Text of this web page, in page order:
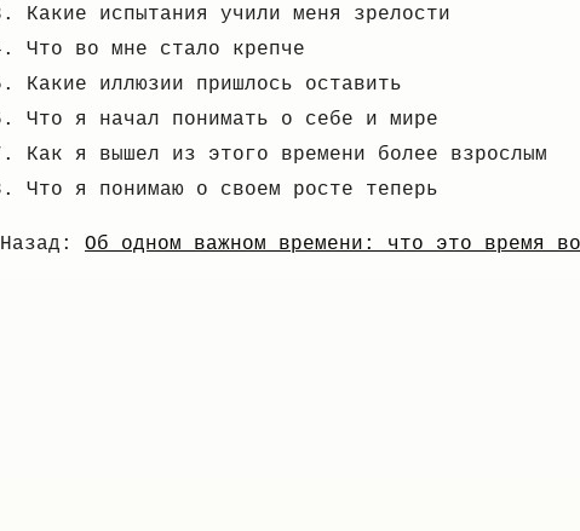
Какие испытания учили меня зрелости
Что во мне стало крепче
Какие иллюзии пришлось оставить
Что я начал понимать о себе и мире
Как я вышел из этого времени более взрослым
Что я понимаю о своем росте теперь
Назад: Об одном важном времени: что это время